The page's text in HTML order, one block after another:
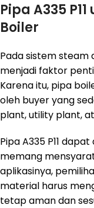
Pipa A335
Boiler
Pada sistem
menjadi faktor
Karena itu, pipa
oleh buyer yang
plant, utility plant,
Pipa A335 P11
memang
aplikasinya,
material harus
tetap aman dan